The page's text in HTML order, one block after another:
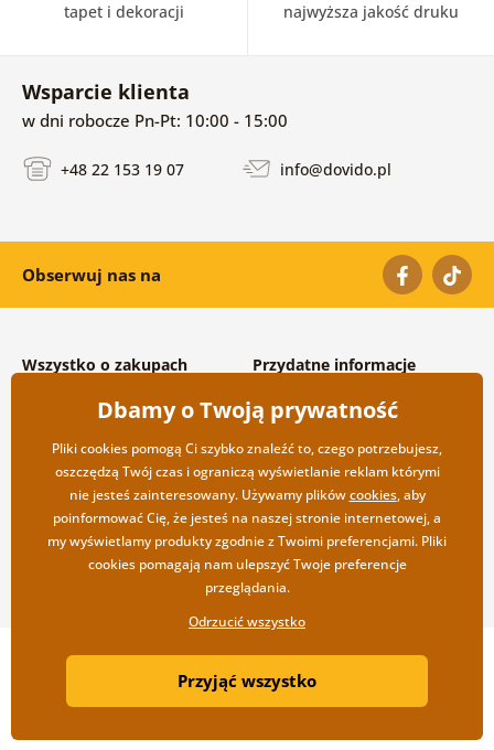
tapet i dekoracji najwyższa jakość druku
Wsparcie klienta
w dni robocze Pn-Pt: 10:00 - 15:00
+48 22 153 19 07 info@dovido.pl
Obserwuj nas na
Wszystko o zakupach
Warunki handlowe i
reklamacyjne
Prywatność
Opcje wysyłki i płatności
Zwrot towarów
Przydatne informacje
Często zadawane pytania
Kontakt
Współpraca hurtowa
Copyright ©2019 © Dovido.pl.
| Sklep internetowy został stworzony przez
Dbamy o Twoją prywatność
Pliki cookies pomogą Ci szybko znaleźć to, czego potrzebujesz,
oszczędzą Twój czas i ograniczą wyświetlanie reklam którymi
nie jesteś zainteresowany. Używamy plikówcookies, aby
poinformować Cię, że jesteś na naszej stronie internetowej, a
my wyświetlamy produkty zgodnie z Twoimi preferencjami. Pliki
cookies pomagają nam ulepszyć Twoje preferencje
przeglądania.
Odrzucić wszystko
Przyjąć wszystko